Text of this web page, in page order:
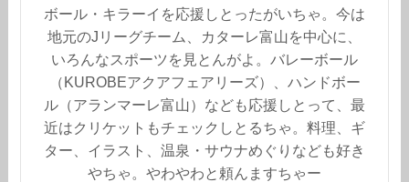
ボール・キラーイを応援しとったがいちゃ。今は
地元のJリーグチーム、カターレ富山を中心に、
いろんなスポーツを見とんがよ。バレーボール
（KUROBEアクアフェアリーズ）、ハンドボー
ル（アランマーレ富山）なども応援しとって、最
近はクリケットもチェックしとるちゃ。料理、ギ
ター、イラスト、温泉・サウナめぐりなども好き
やちゃ。やわやわと頼んますちゃー